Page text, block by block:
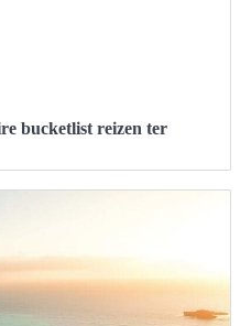
bucketlist reizen ter